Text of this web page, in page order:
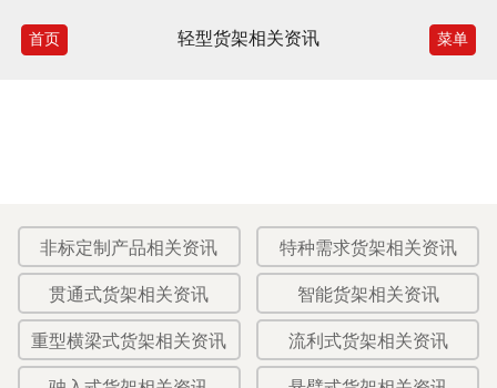
首页 轻型货架相关资讯 菜单
非标定制产品相关资讯 特种需求货架相关资讯
贯通式货架相关资讯 智能货架相关资讯
重型横梁式货架相关资讯 流利式货架相关资讯